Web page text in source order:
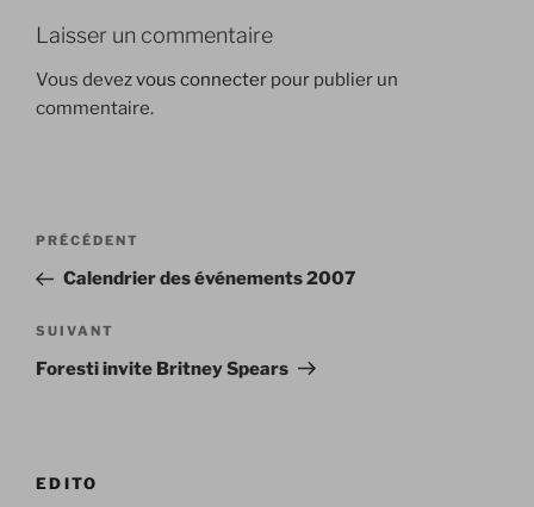
Laisser un commentaire
Vous devezvous connecter pour publier un
commentaire.
Navigation
l’article
Article
précédent
PRÉCÉDENT
Calendrier des événements 2007
Article
suivant
SUIVANT
Foresti invite Britney Spears
EDITO